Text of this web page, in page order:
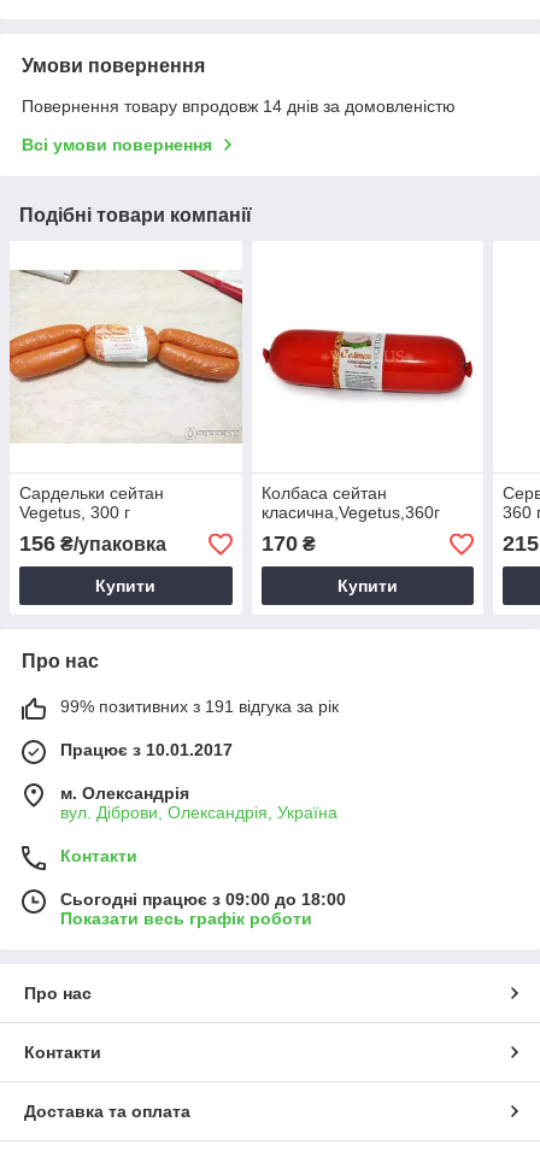
Умови повернення
Повернення товару впродовж 14 днів за домовленістю
Всі умови повернення
Подібні товари компанії
Сардельки сейтан
Vegetus, 300 г
156 ₴/упаковка
Купити
Колбаса сейтан
класична,Vegetus,360г
170₴
Купити
360
215
Про нас
99% позитивних з 191 відгука за рік
Працює з 10.01.2017
м. Олександрія
вул. Діброви, Олександрія, Україна
Контакти
Сьогодні працює з 09:00 до 18:00
Показати весь графік роботи
Про нас
Контакти
Доставка та оплата